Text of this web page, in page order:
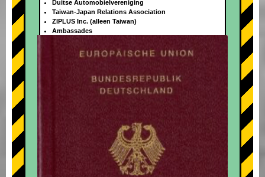
+
Duitse Automobielvereniging
Taiwan-Japan Relations Association
ZIPLUS Inc. (alleen Taiwan)
Ambassades